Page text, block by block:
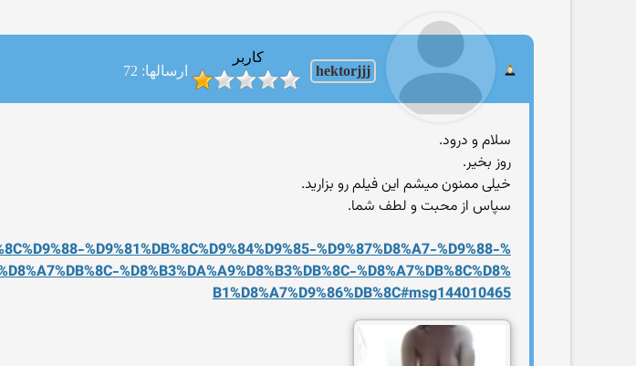
hektorjjj
کاربر
ارسالها: 72
سلام و درود.
روز بخیر.
خیلی ممنون میشم این فیلم رو بزارید.
سپاس از محبت و لطف شما.
%D9%81%DB%8C%D9%84%D9%85-%D9%87%D8%A7-%D9%88-%
%D8%B3%DA%A9%D8%B3%DB%8C-%D8%A7%DB%8C%D8%
B1%D8%A7%D9%86%DB%8C#msg144010465